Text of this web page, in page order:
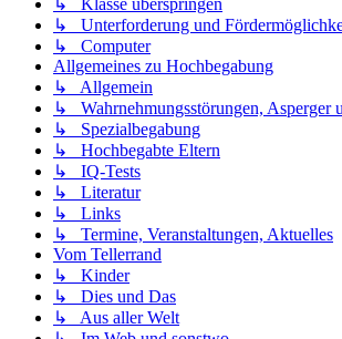
↳ Klasse überspringen
↳ Unterforderung und
↳ Computer
Allgemeines zu Hochbegabung
↳ Allgemein
↳ Wahrnehmungsstörungen, Asperger
↳ Spezialbegabung
↳ Hochbegabte Eltern
↳ IQ-Tests
↳ Literatur
↳ Links
↳ Termine, Veranstaltungen, Aktuelles
Vom Tellerrand
↳ Kinder
↳ Dies und Das
↳ Aus aller Welt